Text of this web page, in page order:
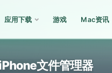
应用下载 游戏 Mac资讯
文件管理器